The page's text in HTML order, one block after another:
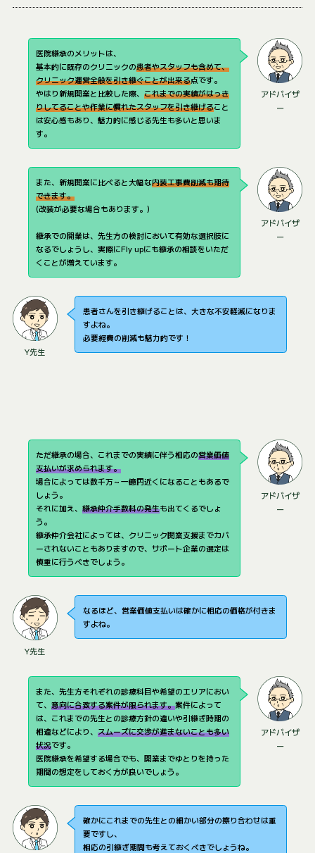
アドバイザ
ー
医院継承のメリットは、
基本的に既存のクリニックの患者やスタッフも含めて、
クリニック運営全般を引き継ぐことが出来る点です。
やはり新規開業と比較した際、これまでの実績がはっき
りしてることや作業に慣れたスタッフを引き継げること
は安心感もあり、魅力的に感じる先生も多いと思いま
す。
アドバイザ
ー
また、新規開業に比べると大幅な内装工事費削減も期待
できます。
(改装が必要な場合もあります。)
継承での開業は、先生方の検討において有効な選択肢に
なるでしょうし、実際にFly upにも継承の相談をいただ
くことが増えています。
Y先生
患者さんを引き継げることは、大きな不安軽減になりま
すよね。
必要経費の削減も魅力的です！
アドバイザ
ー
ただ継承の場合、これまでの実績に伴う相応の営業価値
支払いが求められます。
場合によっては数千万～一億円近くになることもあるで
しょう。
それに加え、継承仲介手数料の発生も出てくるでしょ
う。
継承仲介会社によっては、クリニック開業支援までカバ
ーされないこともありますので、サポート企業の選定は
慎重に行うべきでしょう。
Y先生
なるほど、営業価値支払いは確かに相応の価格が付きま
すよね。
アドバイザ
ー
また、先生方それぞれの診療科目や希望のエリアにおい
て、意向に合致する案件が限られます。案件によって
は、これまでの先生との診療方針の違いや引継ぎ時期の
相違などにより、スムーズに交渉が進まないことも多い
状況です。
医院継承を希望する場合でも、開業までゆとりを持った
期間の想定をしておく方が良いでしょう。
確かにこれまでの先生との細かい部分の擦り合わせは重
要ですし、
相応の引継ぎ期間も考えておくべきでしょうね。